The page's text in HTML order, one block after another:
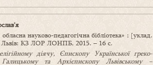
науково-педагогічна бібліотека» ; [уклад.
КЗ ЛОР ЛОНПБ, 2015. – 16 с.
діячу, Єпископу Української греко-
та Архієпископу Львівському –